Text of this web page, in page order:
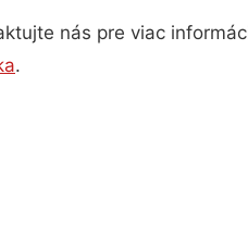
nás pre viac
.